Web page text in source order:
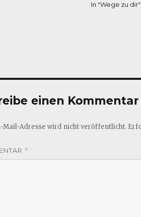
In "Wege zu dir"
einen Kommentar
Mail-Adresse wird nicht veröffentlicht.
*